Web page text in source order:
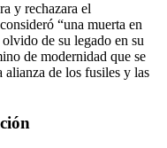
y rechazara el
“una muerta en
de su legado en su
de modernidad que se
alianza de los fusiles y las